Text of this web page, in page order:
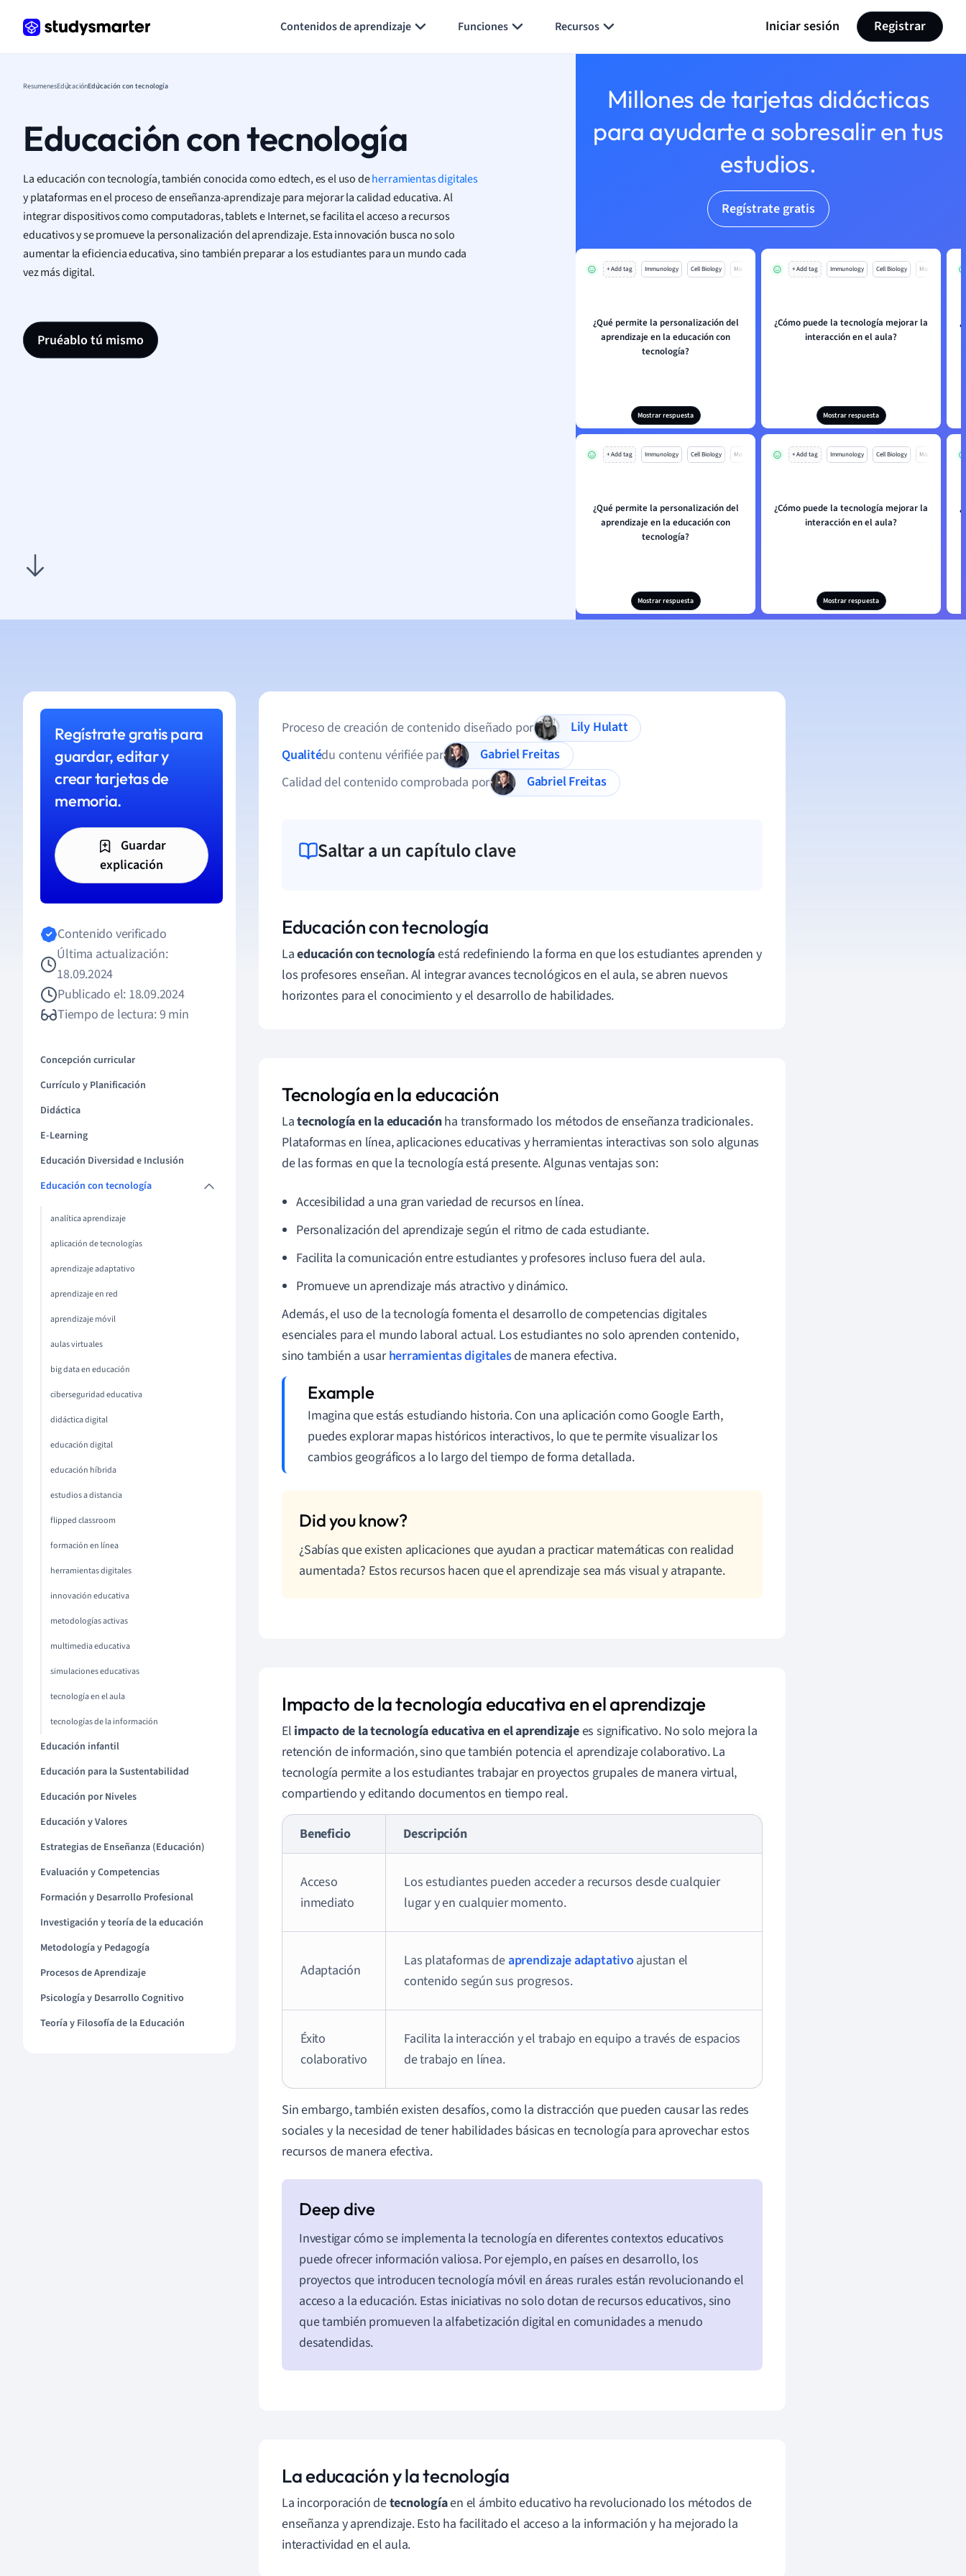
Contenidos de aprendizaje Funciones Recursos Iniciar sesión Registrar
ResumenesEducaciónEducación con tecnología
Educación con tecnología
La educación con tecnología, también conocida como edtech, es el uso deherramientas digitales
y plataformas en el proceso de enseñanza-aprendizaje para mejorar la calidad educativa. Al
integrar dispositivos como computadoras, tablets e Internet, se facilita el acceso a recursos
educativos y se promueve la personalización del aprendizaje. Esta innovación busca no solo
aumentar la eficiencia educativa, sino también preparar a los estudiantes para un mundo cada
vez más digital.
Pruéablo tú mismo
Millones de tarjetas didácticas
para ayudarte a sobresalir en tus
estudios.
Regístrate gratis
+ Add tag Immunology Cell Biology Mo
¿Qué permite la personalización del
aprendizaje en la educación con
tecnología?
Mostrar respuesta
+ Add tag Immunology Cell Biology Mo
¿Cómo puede la tecnología mejorar la
interacción en el aula?
Mostrar respuesta
+ Add tag Immunology Cell Biology Mo
¿Qué permite la personalización del
aprendizaje en la educación con
tecnología?
Mostrar respuesta
+ Add tag Immunology Cell Biology Mo
¿Cómo puede la tecnología mejorar la
interacción en el aula?
Mostrar respuesta
Regístrate gratis para
guardar, editar y
crear tarjetas de
memoria.
Guardar
explicación
Contenido verificado
Última actualización:
18.09.2024
Publicado el: 18.09.2024
Tiempo de lectura: 9 min
Concepción curricular
Currículo y Planificación
Didáctica
E-Learning
Educación Diversidad e Inclusión
Educación con tecnología
analítica aprendizaje
aplicación de tecnologías
aprendizaje adaptativo
aprendizaje en red
aprendizaje móvil
aulas virtuales
big data en educación
ciberseguridad educativa
didáctica digital
educación digital
educación híbrida
estudios a distancia
flipped classroom
formación en línea
herramientas digitales
innovación educativa
metodologías activas
multimedia educativa
simulaciones educativas
tecnología en el aula
tecnologías de la información
Educación infantil
Educación para la Sustentabilidad
Educación por Niveles
Educación y Valores
Estrategias de Enseñanza (Educación)
Evaluación y Competencias
Formación y Desarrollo Profesional
Investigación y teoría de la educación
Metodología y Pedagogía
Procesos de Aprendizaje
Psicología y Desarrollo Cognitivo
Teoría y Filosofía de la Educación
Proceso de creación de contenido diseñado por
Lily Hulatt
Qualitédu contenu vérifiée par
Gabriel Freitas
Calidad del contenido comprobada por
Gabriel Freitas
Saltar a un capítulo clave
Educación con tecnología
Laeducación con tecnologíaestá redefiniendo la forma en que los estudiantes aprenden y
los profesores enseñan. Al integrar avances tecnológicos en el aula, se abren nuevos
horizontes para el conocimiento y el desarrollo de habilidades.
Tecnología en la educación
Latecnología en la educaciónha transformado los métodos de enseñanza tradicionales.
Plataformas en línea, aplicaciones educativas y herramientas interactivas son solo algunas
de las formas en que la tecnología está presente. Algunas ventajas son:
Accesibilidad a una gran variedad de recursos en línea.
Personalización del aprendizaje según el ritmo de cada estudiante.
Facilita la comunicación entre estudiantes y profesores incluso fuera del aula.
Promueve un aprendizaje más atractivo y dinámico.
Además, el uso de la tecnología fomenta el desarrollo de competencias digitales
esenciales para el mundo laboral actual. Los estudiantes no solo aprenden contenido,
sino también a usarherramientas digitalesde manera efectiva.
Imagina que estás estudiando historia. Con una aplicación como Google Earth,
puedes explorar mapas históricos interactivos, lo que te permite visualizar los
cambios geográficos a lo largo del tiempo de forma detallada.
¿Sabías que existen aplicaciones que ayudan a practicar matemáticas con realidad
aumentada? Estos recursos hacen que el aprendizaje sea más visual y atrapante.
Impacto de la tecnología educativa en el aprendizaje
El impacto de la tecnología educativa en el aprendizajees significativo. No solo mejora la
retención de información, sino que también potencia el aprendizaje colaborativo. La
tecnología permite a los estudiantes trabajar en proyectos grupales de manera virtual,
compartiendo y editando documentos en tiempo real.
Beneficio Descripción
Acceso
inmediato
Los estudiantes pueden acceder a recursos desde cualquier
lugar y en cualquier momento.
Adaptación
Las plataformas deaprendizaje adaptativoajustan el
contenido según sus progresos.
Éxito
colaborativo
Facilita la interacción y el trabajo en equipo a través de espacios
de trabajo en línea.
Sin embargo, también existen desafíos, como la distracción que pueden causar las redes
sociales y la necesidad de tener habilidades básicas en tecnología para aprovechar estos
recursos de manera efectiva.
Investigar cómo se implementa la tecnología en diferentes contextos educativos
puede ofrecer información valiosa. Por ejemplo, en países en desarrollo, los
proyectos que introducen tecnología móvil en áreas rurales están revolucionando el
acceso a la educación. Estas iniciativas no solo dotan de recursos educativos, sino
que también promueven la alfabetización digital en comunidades a menudo
desatendidas.
La educación y la tecnología
La incorporación detecnologíaen el ámbito educativo ha revolucionado los métodos de
enseñanza y aprendizaje. Esto ha facilitado el acceso a la información y ha mejorado la
interactividad en el aula.